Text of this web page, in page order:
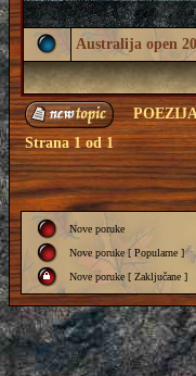
Australija open
Strana1od1
Nove poruke
Nove poruke [ Popularne ]
Nove poruke [ Zaključane ]